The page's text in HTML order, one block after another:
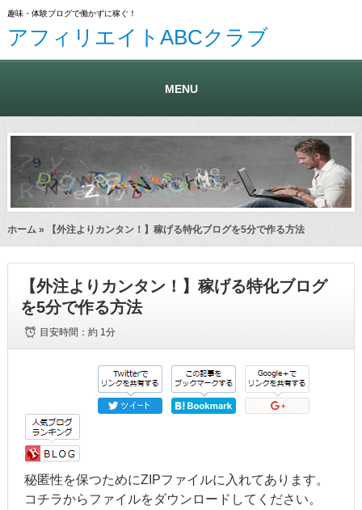
趣味・体験ブログで働かずに稼ぐ！
アフィリエイトABCクラブ
MENU
ホーム » 【外注よりカンタン！】稼げる特化ブログを5分で作る方法
【外注よりカンタン！】稼げる特化ブログ
を5分で作る方法
目安時間：約 1分
秘匿性を保つためにZIPファイルに入れてあります。
コチラからファイルをダウンロードしてください。